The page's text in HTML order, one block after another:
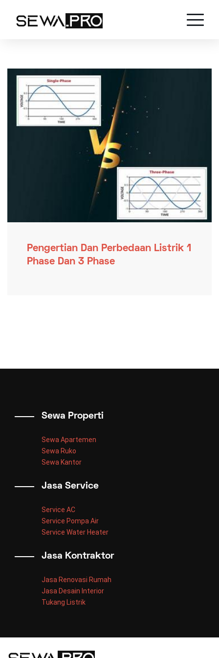
Pengertian Dan Perbedaan Listrik 1
Phase Dan 3 Phase
Sewa Properti
Sewa Apartemen
Sewa Ruko
Sewa Kantor
Jasa Service
Service AC
Service Pompa Air
Service Water Heater
Jasa Kontraktor
Jasa Renovasi Rumah
Jasa Desain Interior
Tukang Listrik